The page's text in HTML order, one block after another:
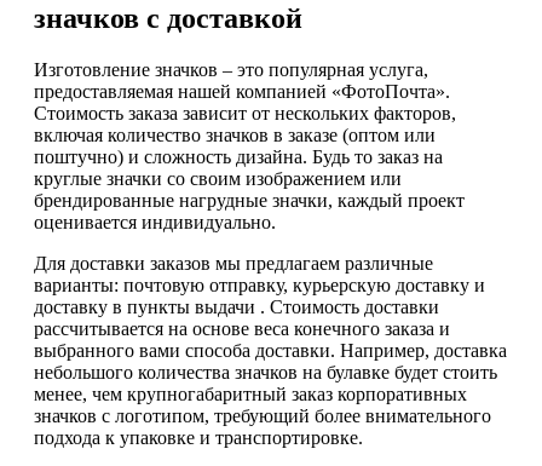
значков с доставкой
Изготовление значков – это популярная услуга,
предоставляемая нашей компанией «ФотоПочта».
Стоимость заказа зависит от нескольких факторов,
включая количество значков в заказе (оптом или
поштучно) и сложность дизайна. Будь то заказ на
круглые значки со своим изображением или
брендированные нагрудные значки, каждый проект
оценивается индивидуально.
Для доставки заказов мы предлагаем различные
варианты: почтовую отправку, курьерскую доставку и
доставку в пункты выдачи . Стоимость доставки
рассчитывается на основе веса конечного заказа и
выбранного вами способа доставки. Например, доставка
небольшого количества значков на булавке будет стоить
менее, чем крупногабаритный заказ корпоративных
значков с логотипом, требующий более внимательного
подхода к упаковке и транспортировке.